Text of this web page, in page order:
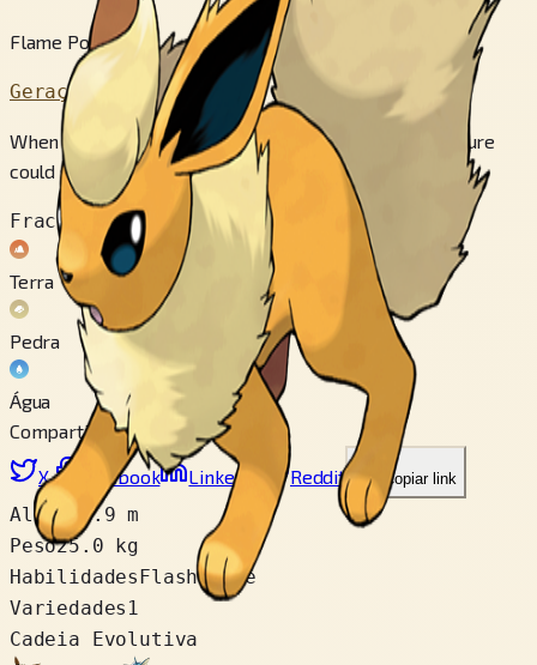
Flame Pokémon
Geração 1
When storing thermal energy in its body, its temperature
could soar to over 1600 degrees.
Fraco contra
Terra
Pedra
Água
Compartilhar
X Facebook LinkedIn Reddit Copiar link
Altura
0.9 m
Peso25.0 kg
HabilidadesFlash Fire
Variedades 1
Cadeia Evolutiva